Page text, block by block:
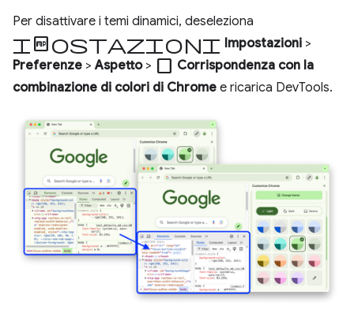
Per disattivare i temi dinamici, deseleziona
Impostazioni Impostazioni >
Preferenze >Aspetto> check_box_outline_blank Corrispondenza con la
combinazione di colori di Chrome e ricarica DevTools.